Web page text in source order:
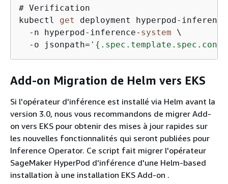
# Verification
kubectl get deployment hyperpod- inference
- n hyperpod- inference- system \
- o jsonpath= ' {
Add-on Migration de Helm vers EKS
Si l'opérateur d'inférence est installé via Helm avant la
version 3.0, nous vous recommandons de migrer Add-
on vers EKS pour obtenir des mises à jour rapides sur
les nouvelles fonctionnalités qui seront publiées pour
Inference Operator. Ce script fait migrer l'opérateur
SageMaker HyperPod d'inférence d'une Helm-based
installation à une installation EKS Add-on .